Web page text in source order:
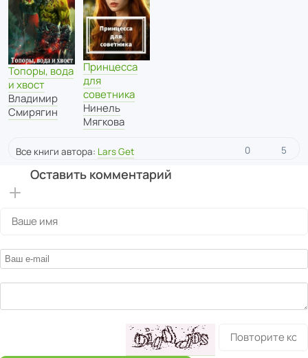
Топоры, вода
и хвост
Владимир
Смирягин
Принцесса
для
советника
Нинель
Мягкова
Все книги автора: Lars Get 0 5
Оставить комментарий